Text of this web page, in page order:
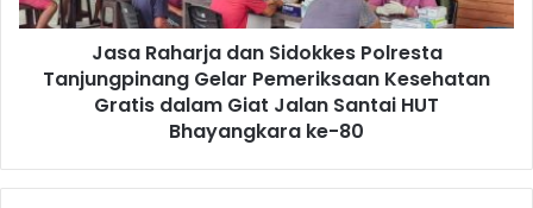
Jasa Raharja dan Sidokkes Polresta
Tanjungpinang Gelar Pemeriksaan Kesehatan
Gratis dalam Giat Jalan Santai HUT
Bhayangkara ke-80